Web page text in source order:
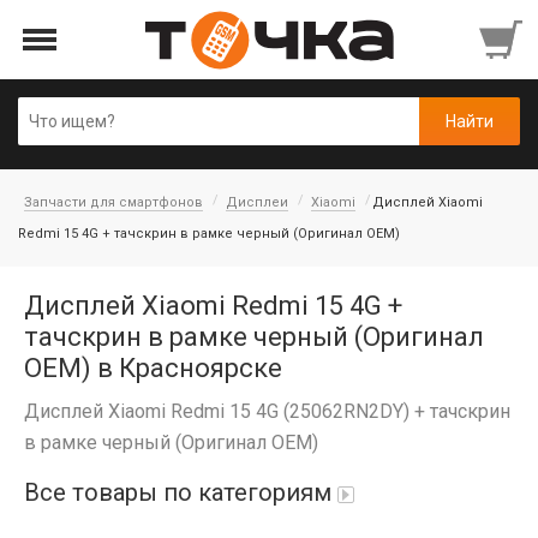
Запчасти для смартфонов Дисплеи Xiaomi
Дисплей Xiaomi
Redmi 15 4G + тачскрин в рамке черный (Оригинал OEM)
Дисплей Xiaomi Redmi 15 4G +
тачскрин в рамке черный (Оригинал
OEM) в Красноярске
Дисплей Xiaomi Redmi 15 4G (25062RN2DY) + тачскрин
в рамке черный (Оригинал OEM)
Все товары по категориям